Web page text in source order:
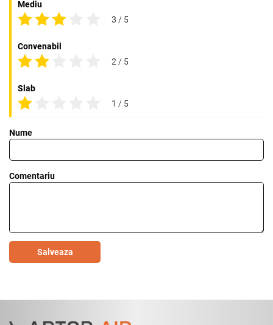
Mediu
3 / 5
Convenabil
2 / 5
Slab
1 / 5
Nume
Comentariu
Salveaza